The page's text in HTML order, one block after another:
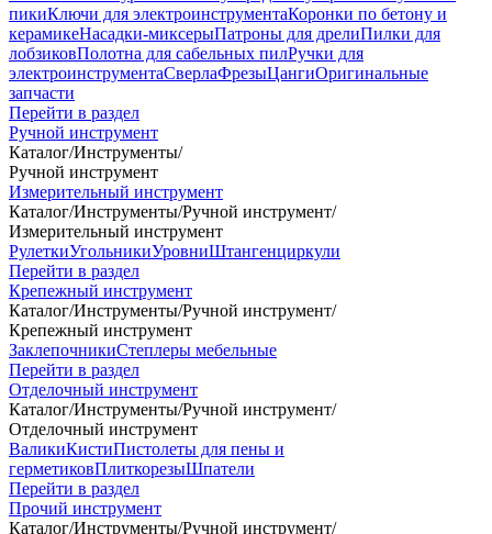
пикиКлючи для электроинструментаКоронки по бетону и
керамикеНасадки-миксерыПатроны для дрелиПилки для
лобзиковПолотна для сабельных пилРучки для
электроинструментаСверлаФрезыЦангиОригинальные
запчасти
Перейти в раздел
Ручной инструмент
Каталог/Инструменты/
Ручной инструмент
Измерительный инструмент
Каталог/Инструменты/Ручной инструмент/
Измерительный инструмент
РулеткиУгольникиУровниШтангенциркули
Перейти в раздел
Крепежный инструмент
Каталог/Инструменты/Ручной инструмент/
Крепежный инструмент
ЗаклепочникиСтеплеры мебельные
Перейти в раздел
Отделочный инструмент
Каталог/Инструменты/Ручной инструмент/
Отделочный инструмент
ВаликиКистиПистолеты для пены и
герметиковПлиткорезыШпатели
Перейти в раздел
Прочий инструмент
Каталог/Инструменты/Ручной инструмент/